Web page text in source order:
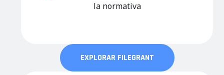
la normativa
EXPLORAR FILEGRANT